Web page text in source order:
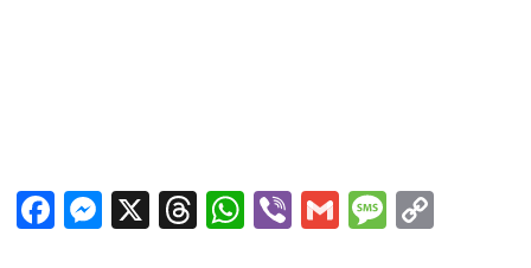
Facebook
Messenger
X Threads
WhatsApp
ViberGmail